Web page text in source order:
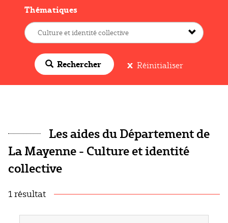
Thématiques
Rechercher Réinitialiser
Les aides du Département de
La Mayenne - Culture et identité
collective
1 résultat